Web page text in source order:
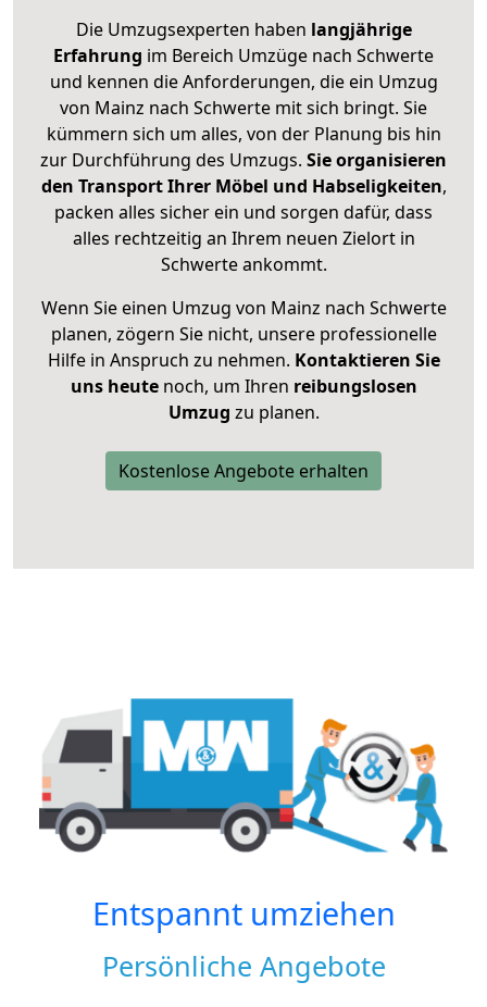
Die Umzugsexperten haben langjährige
Erfahrung im Bereich Umzüge nach Schwerte
und kennen die Anforderungen, die ein Umzug
von Mainz nach Schwerte mit sich bringt. Sie
kümmern sich um alles, von der Planung bis hin
zur Durchführung des Umzugs. Sie organisieren
den Transport Ihrer Möbel und Habseligkeiten,
packen alles sicher ein und sorgen dafür, dass
alles rechtzeitig an Ihrem neuen Zielort in
Schwerte ankommt.
Wenn Sie einen Umzug von Mainz nach Schwerte
planen, zögern Sie nicht, unsere professionelle
Hilfe in Anspruch zu nehmen. Kontaktieren Sie
uns heutenoch, um Ihren reibungslosen
Umzug zu planen.
Kostenlose Angebote erhalten
Entspannt umziehen
Persönliche Angebote